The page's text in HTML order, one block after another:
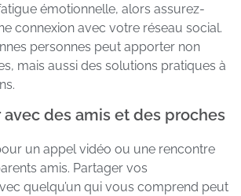
émotionnelle, alors assurez-
connexion avec votre réseau social.
personnes peut apporter non
mais aussi des solutions pratiques à
des amis et des proches
un appel vidéo ou une rencontre
amis. Partager vos
quelqu’un qui vous comprend peut